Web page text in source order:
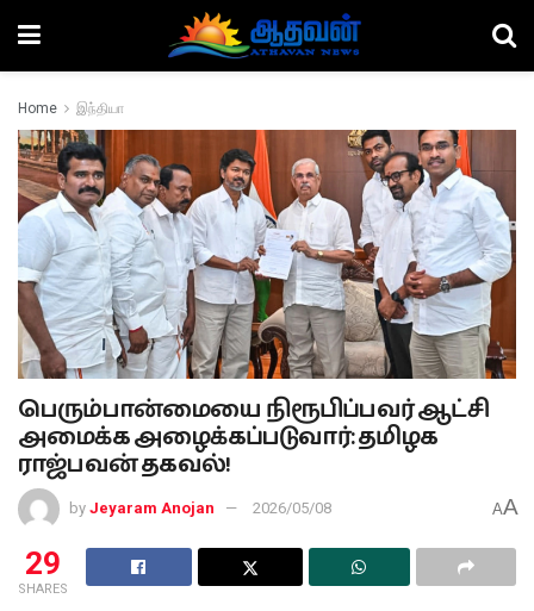
Home இந்தியா
பெரும்பான்மையை நிரூபிப்பவர் ஆட்சி
அமைக்க அழைக்கப்படுவார்: தமிழக
ராஜ்பவன் தகவல்!
by Jeyaram Anojan 2026/05/08 AA
29
SHARES